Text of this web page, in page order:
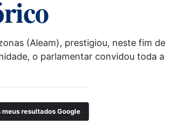
(Aleam), prestigiou, neste fim de
o parlamentar convidou toda a
meus resultados Google